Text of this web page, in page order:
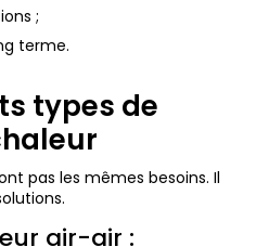
;
terme.
types de
pas les mêmes besoins. Il
air-air :